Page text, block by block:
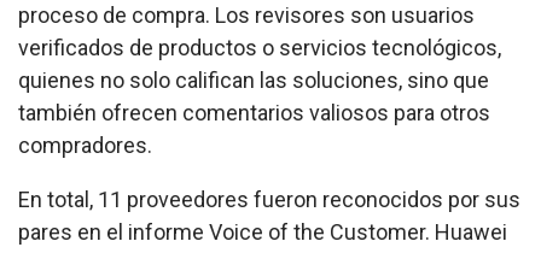
proceso de compra. Los revisores son usuarios
verificados de productos o servicios tecnológicos,
quienes no solo califican las soluciones, sino que
también ofrecen comentarios valiosos para otros
compradores.
En total, 11 proveedores fueron reconocidos por sus
pares en el informe Voice of the Customer. Huawei